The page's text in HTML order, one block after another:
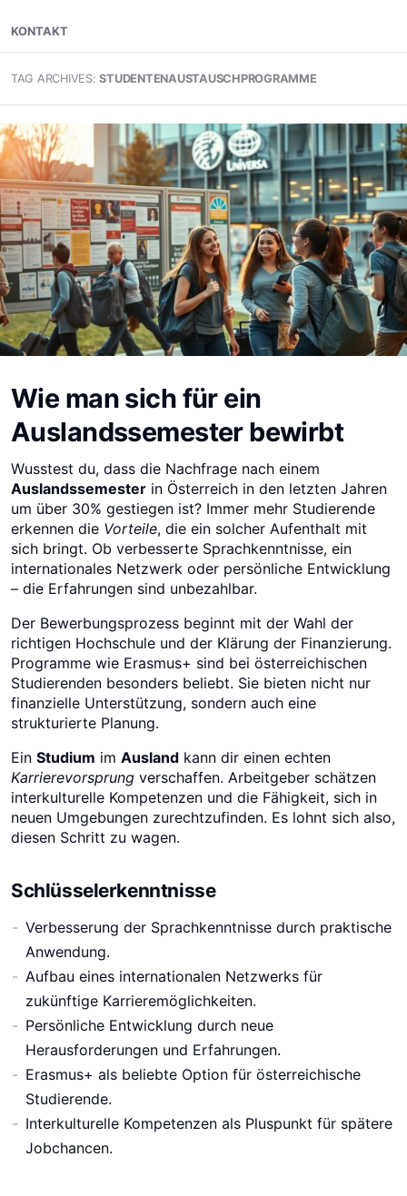
KONTAKT
TAG ARCHIVES:STUDENTENAUSTAUSCHPROGRAMME
Wie man sich für ein
Auslandssemester bewirbt
Wusstest du, dass die Nachfrage nach einem
Auslandssemester in Österreich in den letzten Jahren
um über 30% gestiegen ist? Immer mehr Studierende
erkennen die Vorteile, die ein solcher Aufenthalt mit
sich bringt. Ob verbesserte Sprachkenntnisse, ein
internationales Netzwerk oder persönliche Entwicklung
– die Erfahrungen sind unbezahlbar.
Der Bewerbungsprozess beginnt mit der Wahl der
richtigen Hochschule und der Klärung der Finanzierung.
Programme wie Erasmus+ sind bei österreichischen
Studierenden besonders beliebt. Sie bieten nicht nur
finanzielle Unterstützung, sondern auch eine
strukturierte Planung.
Ein Studium im Ausland kann dir einen echten
Karrierevorsprung verschaffen. Arbeitgeber schätzen
interkulturelle Kompetenzen und die Fähigkeit, sich in
neuen Umgebungen zurechtzufinden. Es lohnt sich also,
diesen Schritt zu wagen.
Schlüsselerkenntnisse
Verbesserung der Sprachkenntnisse durch praktische
Anwendung.
Aufbau eines internationalen Netzwerks für
zukünftige Karrieremöglichkeiten.
Persönliche Entwicklung durch neue
Herausforderungen und Erfahrungen.
Erasmus+ als beliebte Option für österreichische
Studierende.
Interkulturelle Kompetenzen als Pluspunkt für spätere
Jobchancen.